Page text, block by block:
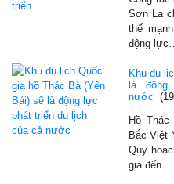
Sơn La
thế
động lực…
Khu du
là
nước
Hồ
Bắc Việt
Quy
gia đến…